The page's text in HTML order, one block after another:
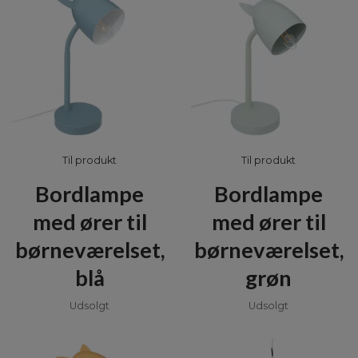
Til produkt
Bordlampe
med ører til
børneværelset,
blå
Udsolgt
Til produkt
Bordlampe
med ører til
børneværelset,
grøn
Udsolgt